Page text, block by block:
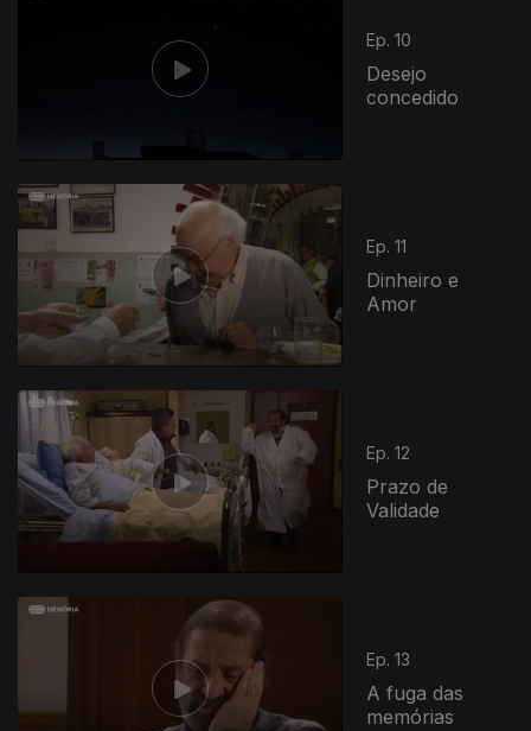
Ep. 10
Desejo
concedido
Ep. 11
Dinheiro e
Amor
Ep. 12
Prazo de
Validade
374213
Ep. 13
A fuga das
memórias